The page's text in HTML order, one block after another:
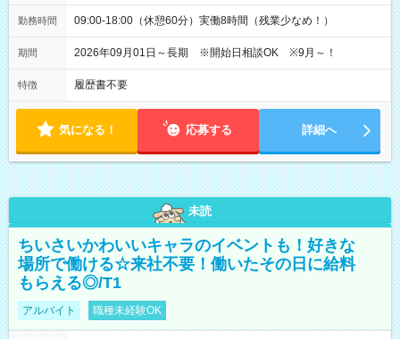
勤務時間 09:00-18:00（休憩60分）実働8時間（残業少なめ！）
期間 2026年09月01日～長期 ※開始日相談OK ※9月～！
特徴 履歴書不要
気になる！ 応募する 詳細へ
未読
ちいさいかわいいキャラのイベントも！好きな
場所で働ける☆来社不要！働いたその日に給料
もらえる◎/T1
アルバイト 職種未経験OK